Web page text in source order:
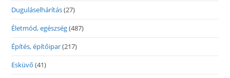
Duguláselhárítás(27)
Életmód, egészség(487)
Építés, építőipar(217)
Esküvő (41)